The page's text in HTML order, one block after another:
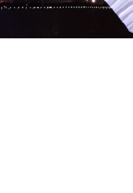
Cool Esport